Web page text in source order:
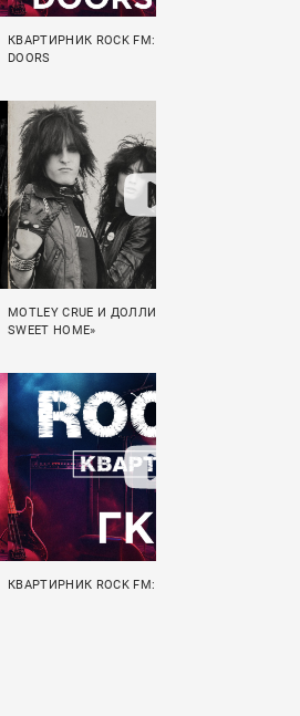
КВАРТИРНИК ROCK FM: DOORSLOVERS // THE
DOORS
MOTLEY CRUE И ДОЛЛИ ПАРТОН СПЕЛИ «HOME
SWEET HOME»
КВАРТИРНИК ROCK FM: ГКЧП